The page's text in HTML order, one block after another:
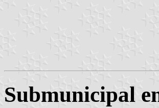
Submunicipal